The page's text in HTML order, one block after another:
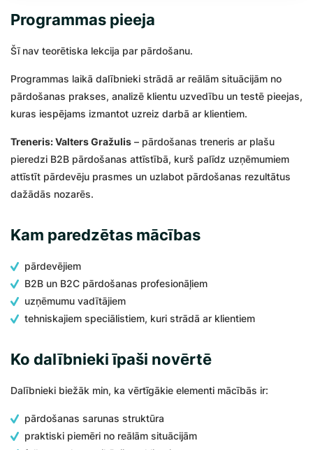
Programmas pieeja
Šī nav teorētiska lekcija par pārdošanu.
Programmas laikā dalībnieki strādā ar reālām situācijām no
pārdošanas prakses, analizē klientu uzvedību un testē pieejas,
kuras iespējams izmantot uzreiz darbā ar klientiem.
Treneris: Valters Gražulis – pārdošanas treneris ar plašu
pieredzi B2B pārdošanas attīstībā, kurš palīdz uzņēmumiem
attīstīt pārdevēju prasmes un uzlabot pārdošanas rezultātus
dažādās nozarēs.
Kam paredzētas mācības
pārdevējiem
B2B un B2C pārdošanas profesionāļiem
uzņēmumu vadītājiem
tehniskajiem speciālistiem, kuri strādā ar klientiem
Ko dalībnieki īpaši novērtē
Dalībnieki biežāk min, ka vērtīgākie elementi mācībās ir:
pārdošanas sarunas struktūra
praktiski piemēri no reālām situācijām